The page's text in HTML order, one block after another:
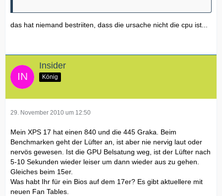
das hat niemand bestriiten, dass die ursache nicht die cpu ist...
Insider
König
29. November 2010 um 12:50
Mein XPS 17 hat einen 840 und die 445 Graka. Beim
Benchmarken geht der Lüfter an, ist aber nie nervig laut oder
nervös gewesen. Ist die GPU Belsatung weg, ist der Lüfter nach
5-10 Sekunden wieder leiser um dann wieder aus zu gehen.
Gleiches beim 15er.
Was habt Ihr für ein Bios auf dem 17er? Es gibt aktuellere mit
neuen Fan Tables.